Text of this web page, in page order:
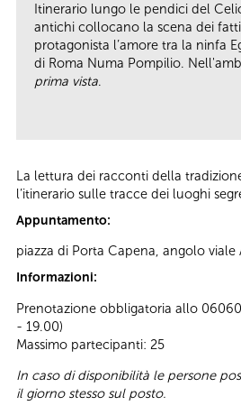
Itinerario lungo le pendici del
antichi collocano la scena dei
protagonista l’amore tra la ninfa
di Roma Numa Pompilio.
prima vista.
La lettura dei racconti della
l’itinerario sulle tracce dei luoghi
Appuntamento:
piazza di Porta Capena, angolo viale
Informazioni:
Prenotazione obbligatoria allo
- 19.00)
Massimo partecipanti: 25
In caso di disponibilità le persone
il giorno stesso sul posto.